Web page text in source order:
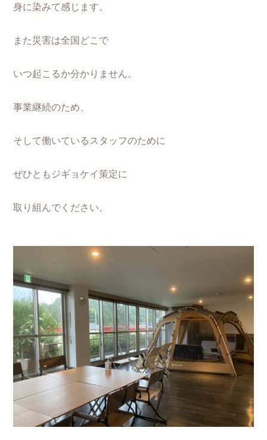
身に染みて感じます。
また災害は全国どこで
いつ起こるか分かりません。
事業継続のため、
そして働いているスタッフのために
ぜひともジギョケイ策定に
取り組んでください。